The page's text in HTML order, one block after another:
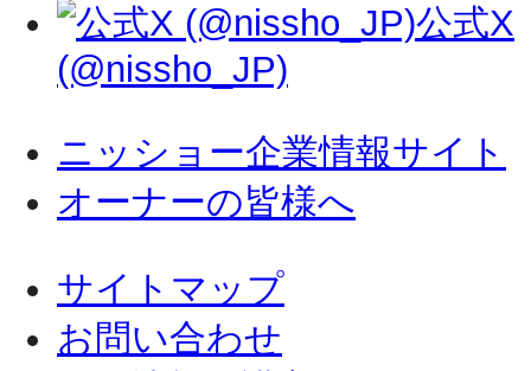
公式X
(@nissho_JP)
ニッショー企業情報サイト
オーナーの皆様へ
サイトマップ
お問い合わせ